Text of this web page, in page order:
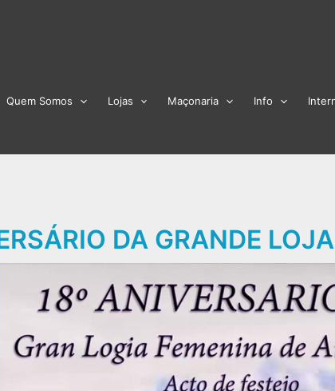
Quem Somos Lojas Maçonaria Info
DA GRANDE